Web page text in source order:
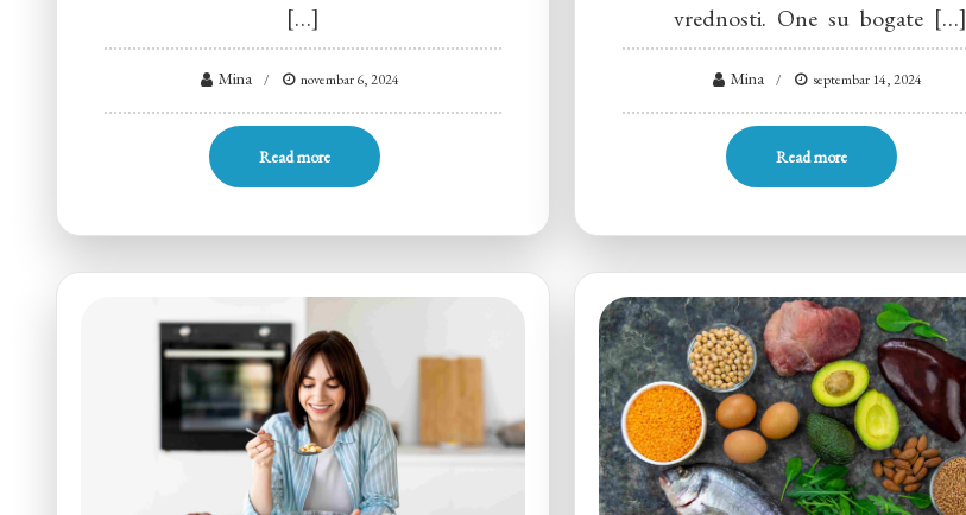
[…]
Mina novembar 6, 2024
Read more
vrednosti. One su bogate […]
Mina septembar 14, 2024
Read more